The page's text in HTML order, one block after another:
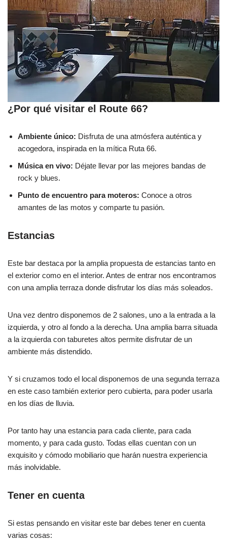
¿Por qué visitar el Route 66?
Ambiente único: Disfruta de una atmósfera auténtica y
acogedora, inspirada en la mítica Ruta 66.
Música en vivo: Déjate llevar por las mejores bandas de
rock y blues.
Punto de encuentro para moteros: Conoce a otros
amantes de las motos y comparte tu pasión.
Estancias
Este bar destaca por la amplia propuesta de estancias tanto en
el exterior como en el interior. Antes de entrar nos encontramos
con una amplia terraza donde disfrutar los días más soleados.
Una vez dentro disponemos de 2 salones, uno a la entrada a la
izquierda, y otro al fondo a la derecha. Una amplia barra situada
a la izquierda con taburetes altos permite disfrutar de un
ambiente más distendido.
Y si cruzamos todo el local disponemos de una segunda terraza
en este caso también exterior pero cubierta, para poder usarla
en los días de lluvia.
Por tanto hay una estancia para cada cliente, para cada
momento, y para cada gusto. Todas ellas cuentan con un
exquisito y cómodo mobiliario que harán nuestra experiencia
más inolvidable.
Tener en cuenta
Si estas pensando en visitar este bar debes tener en cuenta
varias cosas: